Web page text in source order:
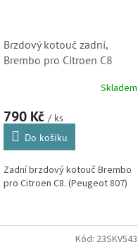
Brzdový kotouč zadní,
Brembo pro Citroen C8
Skladem
790 Kč / ks
Do košíku
Zadní brzdový kotouč Brembo
pro Citroen C8. (Peugeot 807)
Kód: 23SKV543